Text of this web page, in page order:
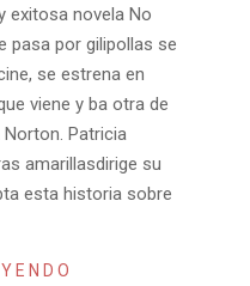
exitosa novela No
pasa por gilipollas se
se estrena en
viene y ba otra de
Patricia
amarillasdirige su
esta historia sobre